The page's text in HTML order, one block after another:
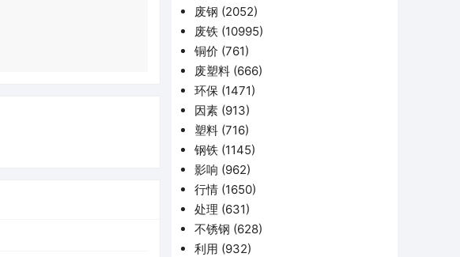
废钢 (2052)
废铁 (10995)
铜价 (761)
废塑料 (666)
环保 (1471)
因素 (913)
塑料 (716)
钢铁 (1145)
影响 (962)
行情 (1650)
处理 (631)
不锈钢 (628)
利用 (932)